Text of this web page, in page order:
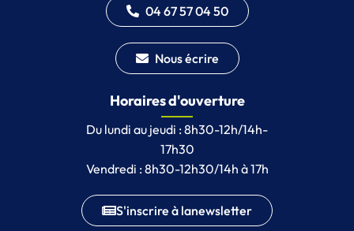
04 67 57 04 50
Nous écrire
Horaires d'ouverture
Du lundi au jeudi : 8h30-12h/14h-
17h30
Vendredi : 8h30-12h30/14h à 17h
S'inscrire à lanewsletter